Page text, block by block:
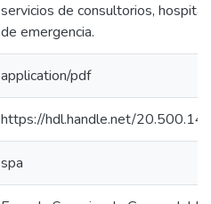
servicios de consultorios,
de emergencia.
application/pdf
https://hdl.handle.net/
spa